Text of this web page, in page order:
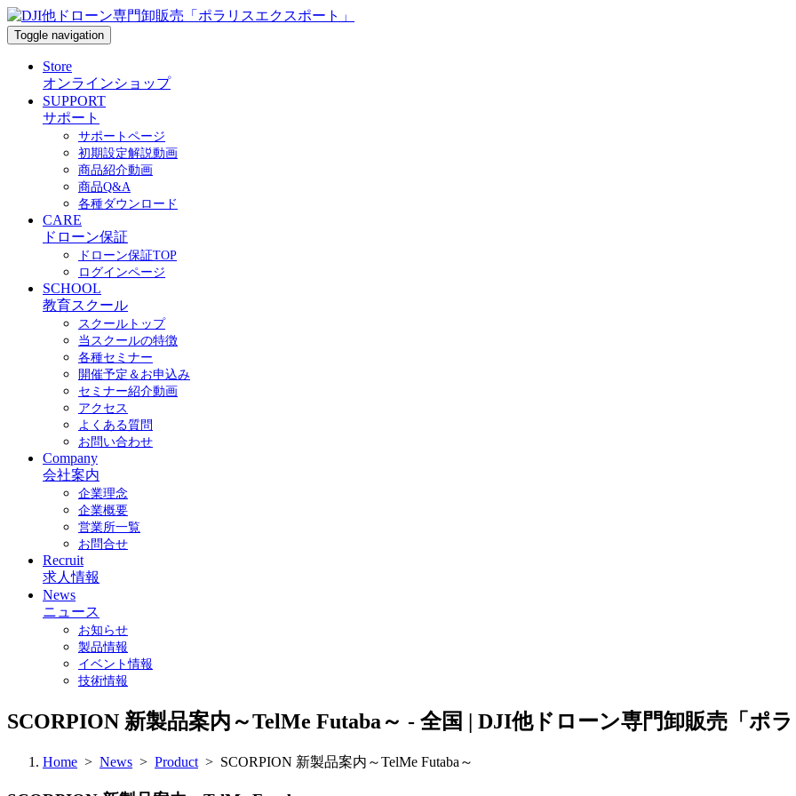
Toggle navigation
Store
オンラインショップ
SUPPORT
サポート
サポートページ
初期設定解説動画
商品紹介動画
商品Q&A
各種ダウンロード
CARE
ドローン保証
ドローン保証TOP
ログインページ
SCHOOL
教育スクール
スクールトップ
当スクールの特徴
各種セミナー
開催予定＆お申込み
セミナー紹介動画
アクセス
よくある質問
お問い合わせ
Company
会社案内
企業理念
企業概要
営業所一覧
お問合せ
Recruit
求人情報
News
ニュース
お知らせ
製品情報
イベント情報
技術情報
SCORPION 新製品案内～TelMe Futaba～ - 全国 | DJI他ドローン専門卸販売「ポ
Home > News > Product > SCORPION 新製品案内～TelMe Futaba～